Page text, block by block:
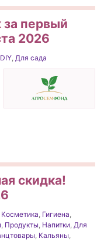
первый
2026
DIY, Для сада
скидка!
Косметика, Гигиена,
, Продукты, Напитки, Для
, Кальяны,